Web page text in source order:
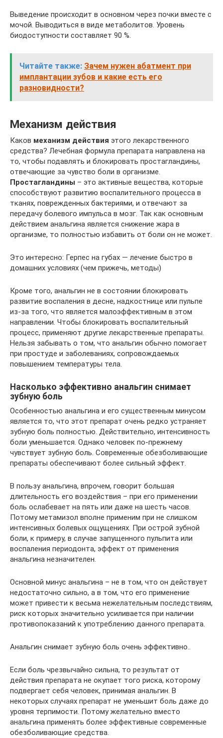
Выведение происходит в основном через почки вместе с
мочой. Выводиться в виде метаболитов. Уровень
биодоступности составляет 90 %.
Читайте также: Зачем нужен абатмент при
имплантации зубов и какие есть его
разновидности?
Механизм действия
Каков механизм действия этого лекарственного
средства? Лечебная формула препарата направлена на
то, чтобы подавлять и блокировать простагландины,
отвечающие за чувство боли в организме.
Простагландины – это активные вещества, которые
способствуют развитию воспалительного процесса в
тканях, поврежденных бактериями, и отвечают за
передачу болевого импульса в мозг. Так как основным
действием анальгина является снижение жара в
организме, то полностью избавить от боли он не может.
Это интересно: Герпес на губах — лечение быстро в
домашних условиях (чем прижечь, методы)
Кроме того, анальгин не в состоянии блокировать
развитие воспаления в десне, надкостнице или пульпе
из-за того, что является малоэффективным в этом
направлении. Чтобы блокировать воспалительный
процесс, применяют другие лекарственные препараты.
Нельзя забывать о том, что анальгин обычно помогает
при простуде и заболеваниях, сопровождаемых
повышением температуры тела.
Насколько эффективно анальгин снимает
зубную боль
Особенностью анальгина и его существенным минусом
является то, что этот препарат очень редко устраняет
зубную боль полностью. Действительно, интенсивность
боли уменьшается. Однако человек по-прежнему
чувствует зубную боль. Современные обезболивающие
препараты обеспечивают более сильный эффект.
В пользу анальгина, впрочем, говорит большая
длительность его воздействия – при его применении
боль ослабевает на пять или даже на шесть часов.
Потому метамизол вполне применим при не слишком
интенсивных болевых ощущениях. При острой зубной
боли, к примеру, в случае запущенного пульпита или
воспаления периодонта, эффект от применения
анальгина незначителен.
Основной минус анальгина – не в том, что он действует
недостаточно сильно, а в том, что его применение
может привести к весьма нежелательным последствиям,
риск которых значительно усиливается при наличии
противопоказаний к употреблению данного препарата.
Анальгин снимает зубную боль очень эффективно..
Если боль чрезвычайно сильна, то результат от
действия препарата не окупает того риска, которому
подвергает себя человек, принимая анальгин. В
некоторых случаях препарат не уменьшит боль даже до
уровня терпимости. Потому желательно вместо
анальгина применять более эффективные современные
обезболивающие средства.